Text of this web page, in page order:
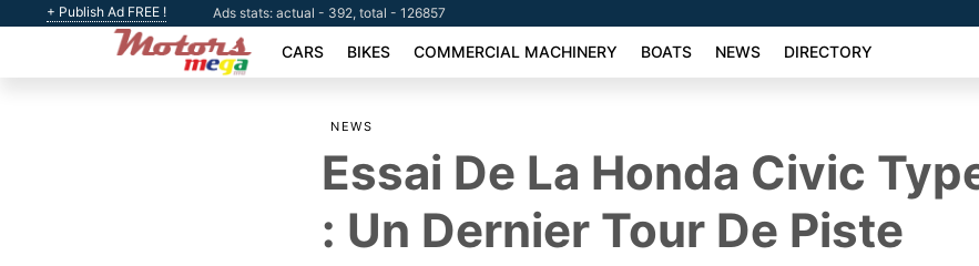
+ Publish Ad FREE ! Ads stats: actual - 392, total - 126857
CARS BIKES COMMERCIAL MACHINERY BOATS NEWS DIRECTORY
NEWS
Essai De La Honda Civic
: Un Dernier Tour De Piste